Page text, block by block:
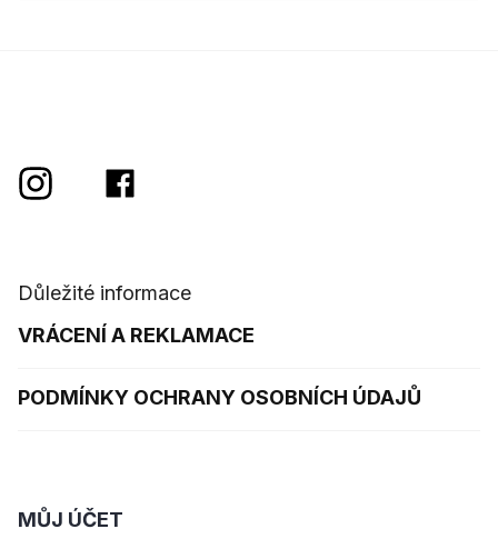
Důležité informace
VRÁCENÍ A REKLAMACE
PODMÍNKY OCHRANY OSOBNÍCH ÚDAJŮ
MŮJ ÚČET